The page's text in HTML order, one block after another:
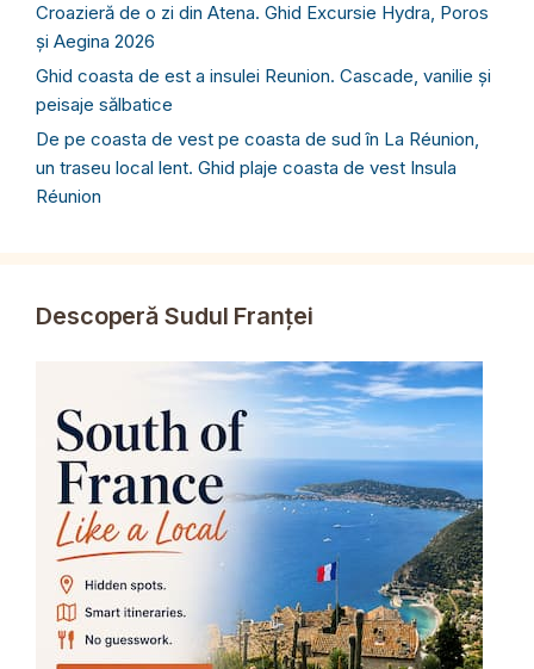
Croazieră de o zi din Atena. Ghid Excursie Hydra, Poros
și Aegina 2026
Ghid coasta de est a insulei Reunion. Cascade, vanilie și
peisaje sălbatice
De pe coasta de vest pe coasta de sud în La Réunion,
un traseu local lent. Ghid plaje coasta de vest Insula
Réunion
Descoperă Sudul Franței